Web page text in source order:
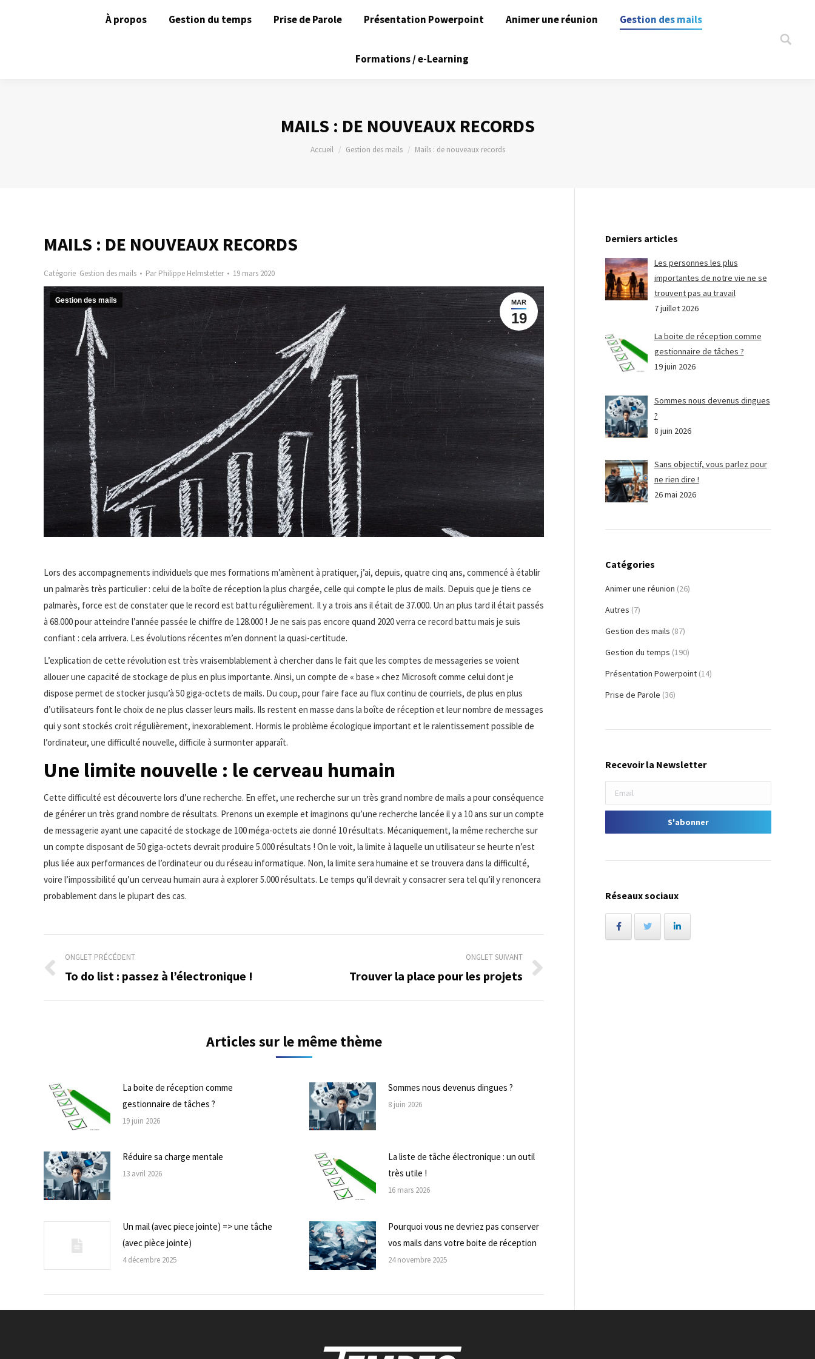
À propos Gestion du temps Prise de Parole Présentation Powerpoint Animer une réunion Gestion des mails
Formations / e-Learning
Search:
MAILS : DE NOUVEAUX RECORDS
Vous êtes ici :
Accueil Gestion des mails Mails : de nouveaux records
MAILS : DE NOUVEAUX RECORDS
Catégorie Gestion des mails ParPhilippe Helmstetter 19 mars 2020
MAR
19
Gestion des mails
Lors des accompagnements individuels que mes formations m’amènent à pratiquer, j’ai, depuis, quatre cinq ans, commencé à établir
un palmarès très particulier : celui de la boîte de réception la plus chargée, celle qui compte le plus de mails. Depuis que je tiens ce
palmarès, force est de constater que le record est battu régulièrement. Il y a trois ans il était de 37.000. Un an plus tard il était passés
à 68.000 pour atteindre l’année passée le chiffre de 128.000 ! Je ne sais pas encore quand 2020 verra ce record battu mais je suis
confiant : cela arrivera. Les évolutions récentes m’en donnent la quasi-certitude.
L’explication de cette révolution est très vraisemblablement à chercher dans le fait que les comptes de messageries se voient
allouer une capacité de stockage de plus en plus importante. Ainsi, un compte de « base » chez Microsoft comme celui dont je
dispose permet de stocker jusqu’à 50 giga-octets de mails. Du coup, pour faire face au flux continu de courriels, de plus en plus
d’utilisateurs font le choix de ne plus classer leurs mails. Ils restent en masse dans la boîte de réception et leur nombre de messages
qui y sont stockés croit régulièrement, inexorablement. Hormis le problème écologique important et le ralentissement possible de
l’ordinateur, une difficulté nouvelle, difficile à surmonter apparaît.
Une limite nouvelle : le cerveau humain
Cette difficulté est découverte lors d’une recherche. En effet, une recherche sur un très grand nombre de mails a pour conséquence
de générer un très grand nombre de résultats. Prenons un exemple et imaginons qu’une recherche lancée il y a 10 ans sur un compte
de messagerie ayant une capacité de stockage de 100 méga-octets aie donné 10 résultats. Mécaniquement, la même recherche sur
un compte disposant de 50 giga-octets devrait produire 5.000 résultats ! On le voit, la limite à laquelle un utilisateur se heurte n’est
plus liée aux performances de l’ordinateur ou du réseau informatique. Non, la limite sera humaine et se trouvera dans la difficulté,
voire l’impossibilité qu’un cerveau humain aura à explorer 5.000 résultats. Le temps qu’il devrait y consacrer sera tel qu’il y renoncera
probablement dans le plupart des cas.
Navigation
de
commentaire
ONGLET PRÉCÉDENT
Onglet
To do list : passez à l’électronique !
ONGLET SUIVANT
Trouver la place pour les projets
Articles sur le même thème
La boite de réception comme
gestionnaire de tâches ?
19 juin 2026
Sommes nous devenus dingues ?
8 juin 2026
Réduire sa charge mentale
13 avril 2026
La liste de tâche électronique : un outil
très utile !
16 mars 2026
Un mail (avec piece jointe) => une tâche
(avec pièce jointe)
4 décembre 2025
Pourquoi vous ne devriez pas conserver
vos mails dans votre boite de réception
24 novembre 2025
Derniers articles
Les personnes les plus
importantes de notre vie ne se
trouvent pas au travail
7 juillet 2026
La boite de réception comme
gestionnaire de tâches ?
19 juin 2026
Sommes nous devenus dingues
?
8 juin 2026
Sans objectif, vous parlez pour
ne rien dire !
26 mai 2026
Catégories
Animer une réunion (26)
Autres (7)
Gestion des mails (87)
Gestion du temps (190)
Présentation Powerpoint (14)
Prise de Parole (36)
Recevoir la Newsletter
Réseaux sociaux